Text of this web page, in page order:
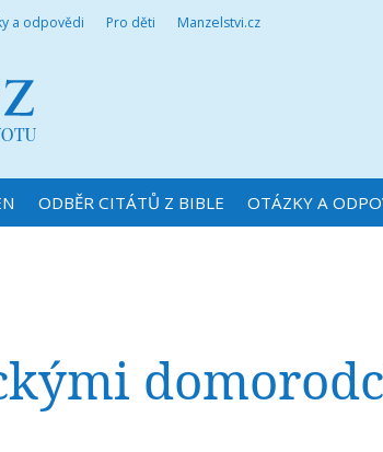
a odpovědi Pro děti Manzelstvi.cz
ODBĚR CITÁTŮ Z BIBLE OTÁZKY A